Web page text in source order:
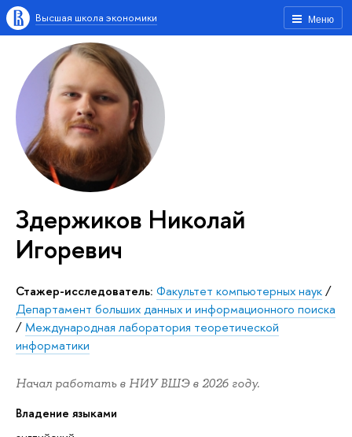
Меню
Высшая школа экономики
Здержиков Николай
Игоревич
стажер-исследователь: Факультет компьютерных наук/
Департамент больших данных и информационного поиска
/Международная лаборатория теоретической
информатики
Начал работать в НИУ ВШЭ в 2026 году.
Владение языками